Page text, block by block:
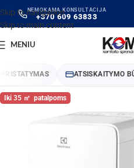
Skip to navigation
Skip to main content
NEMOKAMA KONSULTACIJA
+370 609 63833
MENIU
ATSISKAITYMO
35